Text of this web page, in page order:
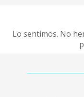
Lo sentimos. No